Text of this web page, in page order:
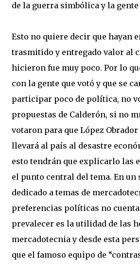
de la guerra simbólica y la
Esto no quiere decir que hayan
trasmitido y entregado valor al
hicieron fue muy poco. Por lo
con la gente que votó y que se
participar poco de política, no
propuestas de Calderón, si no
votaron para que López
llevará al país al desastre
esto tendrán que explicarlo las
el punto central del tema. En un
dedicado a temas de
preferencias políticas no
prevalecer es la utilidad de las
mercadotecnia y desde esta
que el famoso equipo de